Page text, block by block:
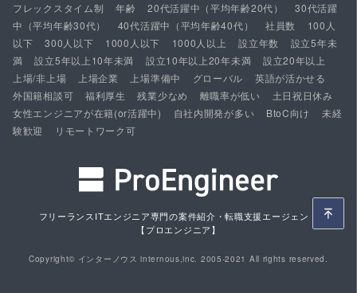
フレックスタイム制 年齢 20代活躍中（平均年齢20代）
30代活躍
中（平均年齢30代）
40代活躍中（平均年齢40代） 社員数
100人
以下
300人以下 1000人以下 1000人以上 設立年数
設立5年未
満
設立5年以上10年未満 設立10年以上20年未満
設立20年以上
上場/非上場
上場企業 上場準備中 グローバル
英語が活かせる
外国籍相談可
福利厚生 残業少なめ 離職率が低い
土日祝日休み
女性エンジニアが在籍(or活躍中)
自社内開発が多い BtoC向け
未経
験歓迎
リモートワーク可
フリーランスITエンジニア専門の案件紹介・転職支援エージェント
【プロエンジニア】
Copyright© インターノウス internous,inc. 2005-2021 All rights reserved.